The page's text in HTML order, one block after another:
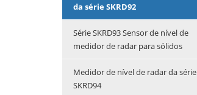
da série SKRD92
Série SKRD93 Sensor de nível de
medidor de radar para sólidos
Medidor de nível de radar da série
SKRD94